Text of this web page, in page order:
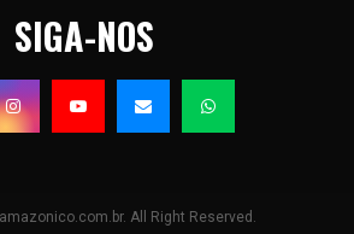
SIGA-NOS
All Right Reserved.